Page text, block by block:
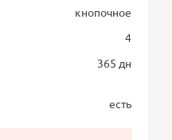
кнопочное
4
365 дн
есть